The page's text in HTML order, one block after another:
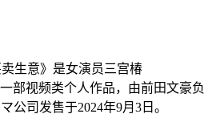
生意》是女演员三宫椿
一部视频类个人作品，由前田文豪负
公司发售于2024年9月3日。